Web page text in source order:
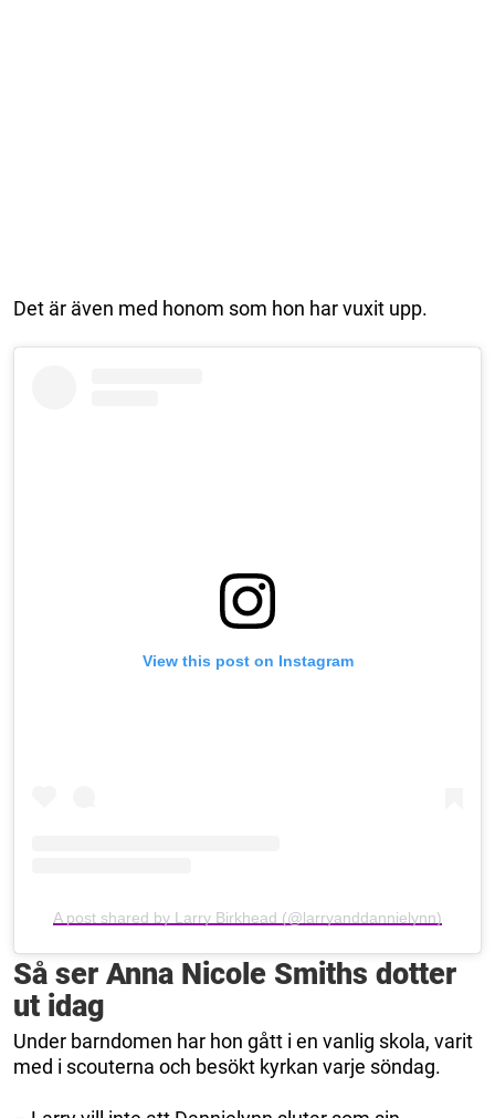
Det är även med honom som hon har vuxit upp.
View this post on Instagram
A post shared by Larry Birkhead (@larryanddannielynn)
Så ser Anna Nicole Smiths dotter
ut idag
Under barndomen har hon gått i en vanlig skola, varit
med i scouterna och besökt kyrkan varje söndag.